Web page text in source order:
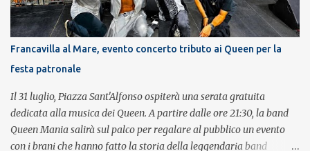
Francavilla al Mare, evento concerto tributo ai Queen per la
festa patronale
Il 31 luglio, Piazza Sant'Alfonso ospiterà una serata gratuita
dedicata alla musica dei Queen. A partire dalle ore 21:30, la band
Queen Mania salirà sul palco per regalare al pubblico un evento
con i brani che hanno fatto la storia della leggendaria band